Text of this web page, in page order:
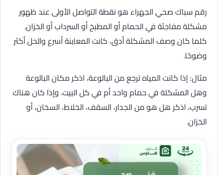
رقم سباك صحي الجهراء هو نقطة التواصل الأولى عند ظهور
مشكلة مفاجئة في الحمام أو المطبخ أو السرداب أو الخزان.
كلما كان وصف المشكلة أدق، كانت المعاينة أسرع والحل أكثر
وضوحًا.
مثال: إذا كانت المياه ترجع من البالوعة، اذكر مكان البالوعة
وهل المشكلة في حمام واحد أم في كل البيت. وإذا كان هناك
تسرب، اذكر هل هو من الجدار، السقف، الخلاط، السخان، أو
الخزان.